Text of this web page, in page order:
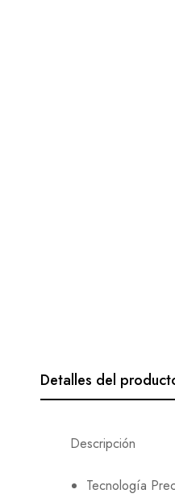
Detalles del
Descripción
Tecnología